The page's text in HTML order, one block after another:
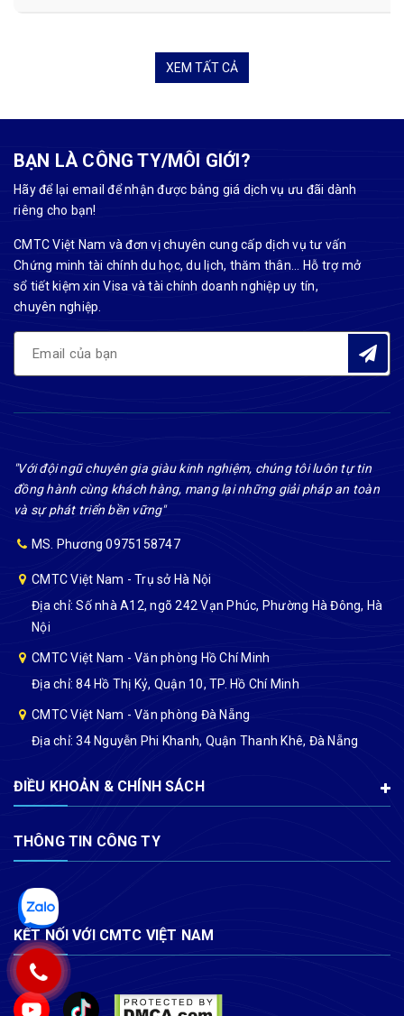
XEM TẤT CẢ
BẠN LÀ CÔNG TY/MÔI GIỚI?
Hãy để lại email để nhận được bảng giá dịch vụ ưu đãi dành
riêng cho bạn!
CMTC Việt Nam và đơn vị chuyên cung cấp dịch vụ tư vấn
Chứng minh tài chính du học, du lịch, thăm thân... Hỗ trợ mở
sổ tiết kiệm xin Visa và tài chính doanh nghiệp uy tín,
chuyên nghiệp.
"Với đội ngũ chuyên gia giàu kinh nghiệm, chúng tôi luôn tự tin
đồng hành cùng khách hàng, mang lại những giải pháp an toàn
và sự phát triển bền vững"
MS. Phương 0975158747
CMTC Việt Nam - Trụ sở Hà Nội
Địa chỉ: Số nhà A12, ngõ 242 Vạn Phúc, Phường Hà Đông, Hà
Nội
CMTC Việt Nam - Văn phòng Hồ Chí Minh
Địa chỉ: 84 Hồ Thị Kỷ, Quận 10, TP. Hồ Chí Minh
CMTC Việt Nam - Văn phòng Đà Nẵng
Địa chỉ: 34 Nguyễn Phi Khanh, Quận Thanh Khê, Đà Nẵng
ĐIỀU KHOẢN & CHÍNH SÁCH
THÔNG TIN CÔNG TY
KẾT NỐI VỚI CMTC VIỆT NAM